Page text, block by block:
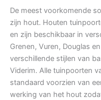
De meest voorkomende
zijn hout. Houten
en zijn beschikbaar in
Grenen, Vuren, Douglas
verschillende stijlen van
Viderim. Alle tuinpoorten
standaard voorzien van
werking van het hout